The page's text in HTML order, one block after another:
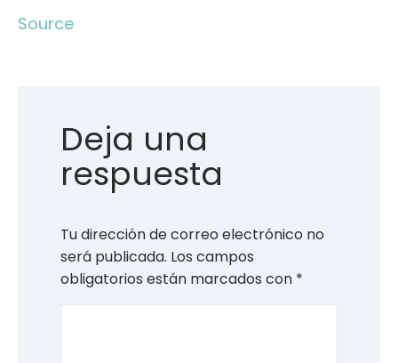
Source
Deja una
respuesta
Tu dirección de correo electrónico no
será publicada. Los campos
obligatorios están marcados con *